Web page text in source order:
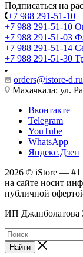
Подписаться на
+7 988 291-51-10
+7 988 291-51-10
+7 988 291-51-03
+7 988 291-51-14
+7 988 291-51-30
orders@istore-d.ru
Махачкала: ул.
Вконтакте
Telegram
YouTube
WhatsApp
Яндекс.Дзен
2026 © iStore — #1
на сайте носит
публичной
ИП Джанболатова
Найти